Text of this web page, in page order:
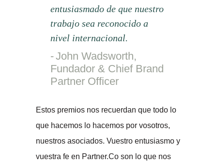
entusiasmado de que nuestro
trabajo sea reconocido a
nivel internacional.
John Wadsworth,
Fundador & Chief Brand
Partner Officer
Estos premios nos recuerdan que todo lo
que hacemos lo hacemos por vosotros,
nuestros asociados. Vuestro entusiasmo y
vuestra fe en Partner.Co son lo que nos